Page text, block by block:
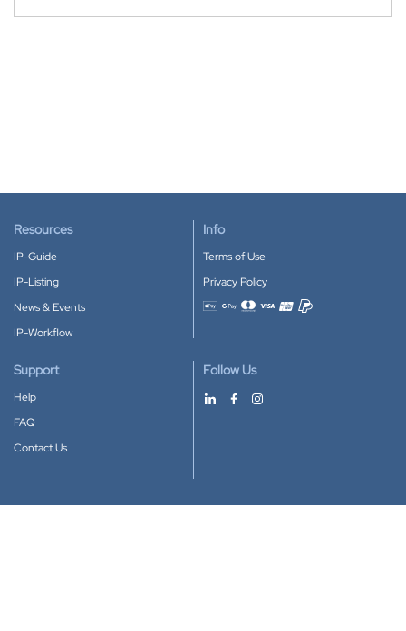
Resources
IP-Guide
IP-Listing
News & Events
IP-Workflow
Info
Terms of Use
Privacy Policy
Accepted payment methods
Support
Help
FAQ
Contact Us
Follow Us